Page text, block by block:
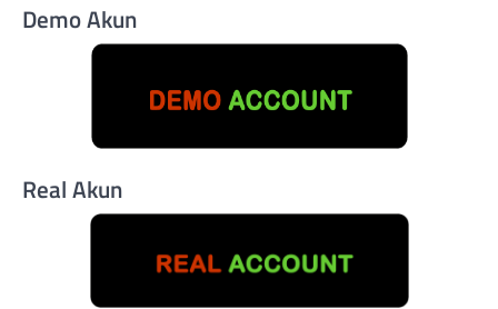
Demo Akun
Real Akun